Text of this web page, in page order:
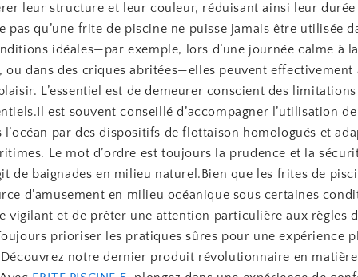
leur structure et leur couleur, réduisant ainsi leur durée
pas qu’une frite de piscine ne puisse jamais être utilisée
idéales—par exemple, lors d’une journée calme à
ou dans des criques abritées—elles peuvent effectivement
L’essentiel est de demeurer conscient des
est souvent conseillé d’accompagner l’utilisation
l’océan par des dispositifs de flottaison homologués et
Le mot d’ordre est toujours la prudence et la
de baignades en milieu naturel.Bien que les frites de
d’amusement en milieu océanique sous certaines
vigilant et de prêter une attention particulière aux règles
prioriser les pratiques sûres pour une expérience
notre dernier produit révolutionnaire en